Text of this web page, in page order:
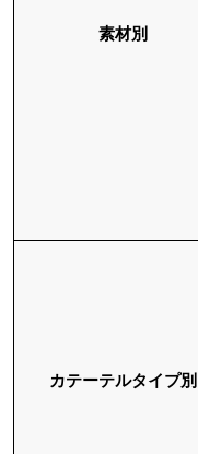
素材別
カテーテルタイプ別